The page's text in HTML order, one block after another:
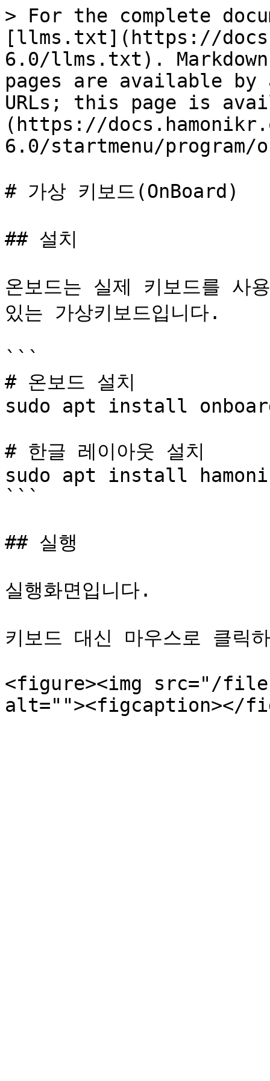
> For the complete
[llms.txt](https://
6.0/llms.txt).
pages are available by
URLs; this page is
(https://
6.0/startmenu/program/
# 가상 키보드(OnBoard)
## 설치
온보드는 실제 키보드를 사
있는 가상키보드입니다.
```
# 온보드 설치
sudo apt install
# 한글 레이아웃 설치
sudo apt install
```
## 실행
실행화면입니다.
키보드 대신 마우스로 클릭
<figure><img src="/files/